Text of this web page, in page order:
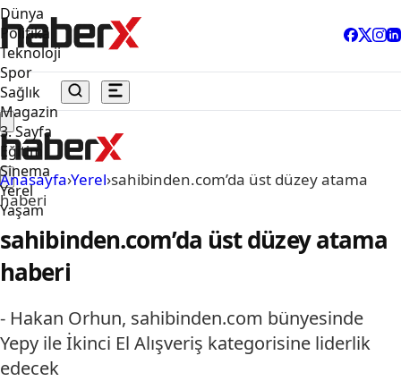
Dünya
Politika
Teknoloji
Spor
Sağlık
Magazin
3. Sayfa
Eğitim
Sinema
Yerel
Yaşam
Anasayfa›Yerel›sahibinden.com’da üst düzey atama
haberi
sahibinden.com’da üst düzey atama
haberi
- Hakan Orhun, sahibinden.com bünyesinde
Yepy ile İkinci El Alışveriş kategorisine liderlik
edecek